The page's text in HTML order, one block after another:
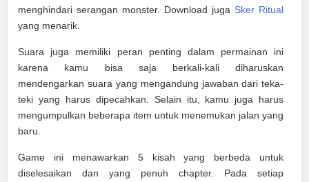
menghindari serangan monster. Download juga Sker Ritual
yang menarik.
Suara juga memiliki peran penting dalam permainan ini
karena kamu bisa saja berkali-kali diharuskan
mendengarkan suara yang mengandung jawaban dari teka-
teki yang harus dipecahkan. Selain itu, kamu juga harus
mengumpulkan beberapa item untuk menemukan jalan yang
baru.
Game ini menawarkan 5 kisah yang berbeda untuk
diselesaikan dan yang penuh chapter. Pada setiap